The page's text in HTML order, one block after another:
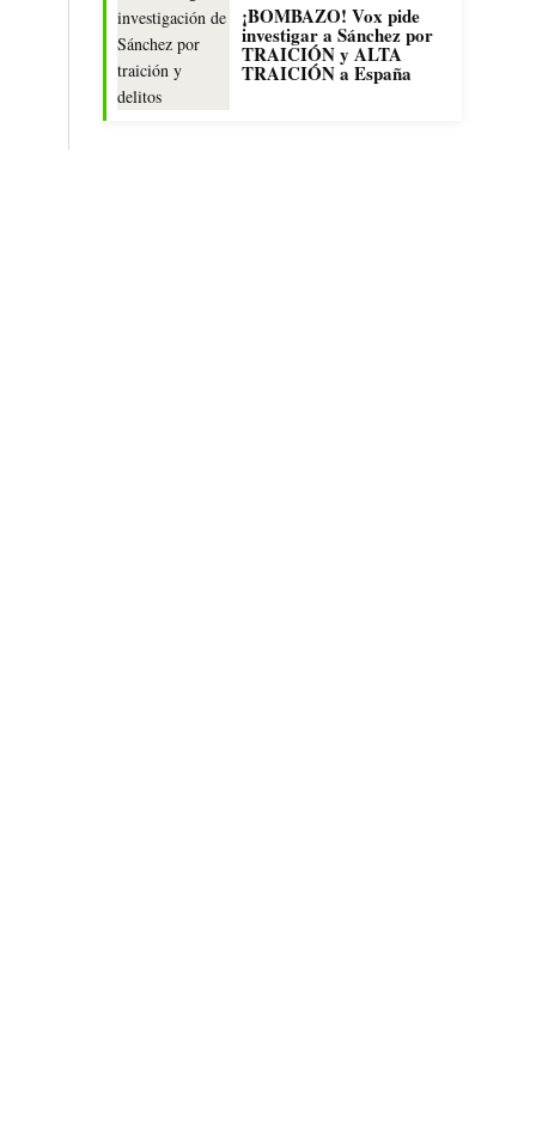
¡BOMBAZO! Vox pide
investigar a Sánchez por
TRAICIÓN y ALTA
TRAICIÓN a España